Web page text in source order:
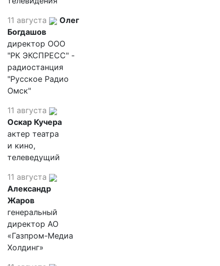
11 августа
Олег
Богдашов
директор ООО
"РК ЭКСПРЕСС" -
радиостанция
"Русское Радио
Омск"
11 августа
Оскар Кучера
актер театра
и кино,
телеведущий
11 августа
Александр
Жаров
генеральный
директор АО
«Газпром-Медиа
Холдинг»